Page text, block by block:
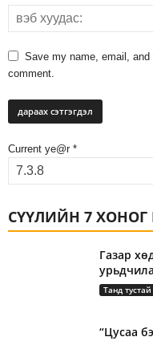
Save my name, email, and
comment.
Current ye@r *
СҮҮЛИЙН 7 ХОНОГ
Газар
Танд тустай
“Цусаа